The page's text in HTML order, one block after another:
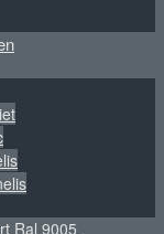
Ral 9005